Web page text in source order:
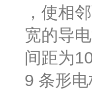
，使相
宽的导
间距为
9 条形